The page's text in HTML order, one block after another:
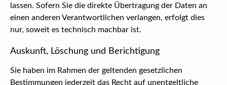
lassen. Sofern Sie die direkte Übertragung der Daten an
einen anderen Verantwortlichen verlangen, erfolgt dies
nur, soweit es technisch machbar ist.
Auskunft, Löschung und Berichtigung
Sie haben im Rahmen der geltenden gesetzlichen
Bestimmungen jederzeit das Recht auf unentgeltliche